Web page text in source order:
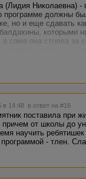
Николаевна) -
программе должны
но и еще сдавать
которыми
а сама она стояла за
но работало (не
спасибо.
в 14:48 в ответ на #16
поставила при
от школы до
научить
программой - тлен.